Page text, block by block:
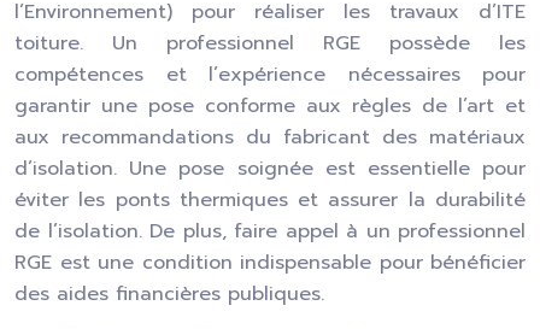
l’Environnement) pour réaliser les travaux d’ITE
toiture. Un professionnel RGE possède les
compétences et l’expérience nécessaires pour
garantir une pose conforme aux règles de l’art et
aux recommandations du fabricant des matériaux
d’isolation. Une pose soignée est essentielle pour
éviter les ponts thermiques et assurer la durabilité
de l’isolation. De plus, faire appel à un professionnel
RGE est une condition indispensable pour bénéficier
des aides financières publiques.